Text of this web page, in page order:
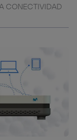
CONECTIVIDAD